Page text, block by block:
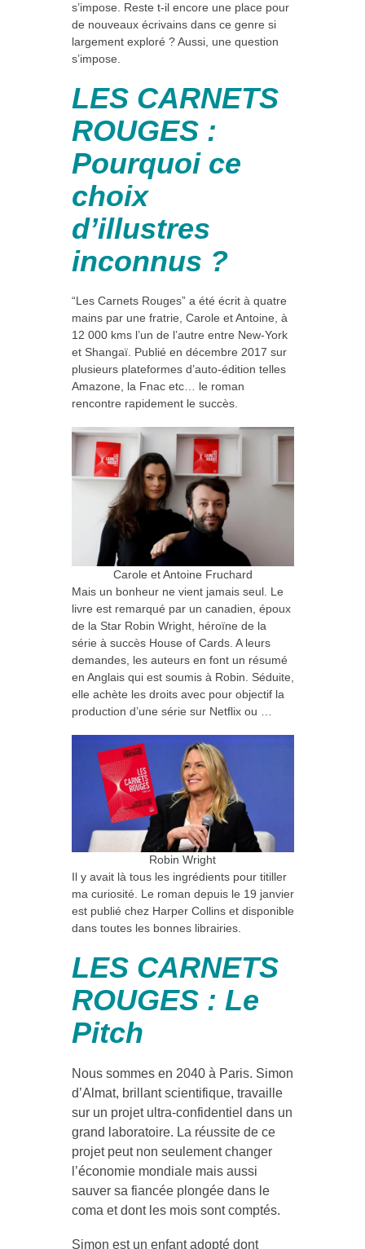
s’impose. Reste t-il encore une place pour
de nouveaux écrivains dans ce genre si
largement exploré ? Aussi, une question
s’impose.
LES CARNETS
ROUGES :
Pourquoi ce
choix
d’illustres
inconnus ?
“Les Carnets Rouges” a été écrit à quatre
mains par une fratrie, Carole et Antoine, à
12 000 kms l’un de l’autre entre New-York
et Shangaï. Publié en décembre 2017 sur
plusieurs plateformes d’auto-édition telles
Amazone, la Fnac etc… le roman
rencontre rapidement le succès.
Carole et Antoine Fruchard
Mais un bonheur ne vient jamais seul. Le
livre est remarqué par un canadien, époux
de la Star Robin Wright, héroïne de la
série à succès House of Cards. A leurs
demandes, les auteurs en font un résumé
en Anglais qui est soumis à Robin. Séduite,
elle achète les droits avec pour objectif la
production d’une série sur Netflix ou …
Robin Wright
Il y avait là tous les ingrédients pour titiller
ma curiosité. Le roman depuis le 19 janvier
est publié chez Harper Collins et disponible
dans toutes les bonnes librairies.
LES CARNETS
ROUGES : Le
Pitch
Nous sommes en 2040 à Paris. Simon
d’Almat, brillant scientifique, travaille
sur un projet ultra-confidentiel dans un
grand laboratoire. La réussite de ce
projet peut non seulement changer
l’économie mondiale mais aussi
sauver sa fiancée plongée dans le
coma et dont les mois sont comptés.
Simon est un enfant adopté dont